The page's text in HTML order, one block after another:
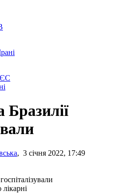
ЄС
Бразилії
, 3 січня 2022, 17:49